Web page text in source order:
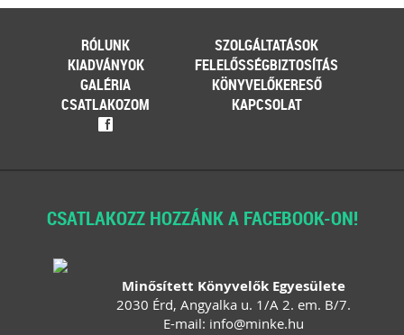
RÓLUNK
SZOLGÁLTATÁSOK
KIADVÁNYOK
FELELŐSSÉGBIZTOSÍTÁS
GALÉRIA
KÖNYVELŐKERESŐ
CSATLAKOZOM
KAPCSOLAT
f
CSATLAKOZZ HOZZÁNK A FACEBOOK-ON!
Minősített Könyvelők Egyesülete
2030 Érd, Angyalka u. 1/A 2. em. B/7.
E-mail: info@minke.hu